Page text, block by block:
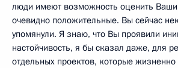
люди имеют возможность оценить Ваши
очевидно положительные. Вы сейчас
упомянули. Я знаю, что Вы проявили
настойчивость, я бы сказал даже, для
отдельных проектов, которые